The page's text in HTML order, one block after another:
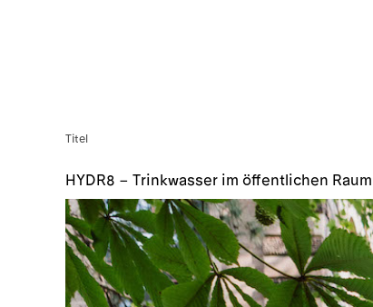
Titel
HYDR8 – Trinkwasser im öffentlichen Raum